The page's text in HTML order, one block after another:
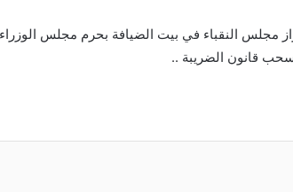
مجلس النقباء في بيت الضيافة بحرم مجلس الوزراء
سحب قانون الضريبة ..